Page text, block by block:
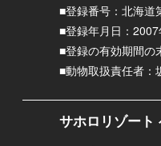
■登録番号：北海道
■登録年月日：
■登録の有効期間の
■動物取扱責任者：
サホロリゾート